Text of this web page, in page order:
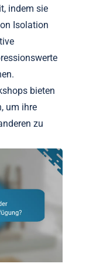
indem sie
Isolation
bieten
um ihre
zu